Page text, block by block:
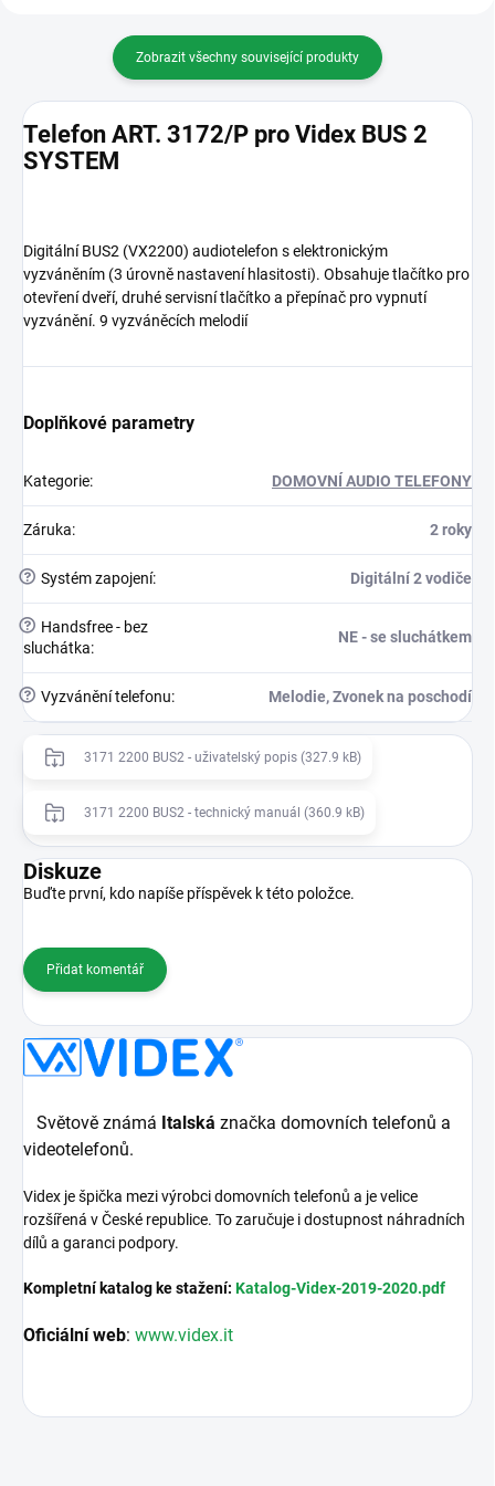
Zobrazit všechny související produkty
Telefon ART. 3172/P pro Videx BUS 2
SYSTEM
Digitální BUS2 (VX2200) audiotelefon s elektronickým
vyzváněním (3 úrovně nastavení hlasitosti). Obsahuje tlačítko pro
otevření dveří, druhé servisní tlačítko a přepínač pro vypnutí
vyzvánění. 9 vyzváněcích melodií
Doplňkové parametry
Kategorie: DOMOVNÍ AUDIO TELEFONY
Záruka: 2 roky
? Systém zapojení: Digitální 2 vodiče
?
Handsfree - bez
sluchátka:
NE - se sluchátkem
? Vyzvánění telefonu: Melodie, Zvonek na poschodí
3171 2200 BUS2 - uživatelský popis (327.9 kB)
3171 2200 BUS2 - technický manuál (360.9 kB)
Diskuze
Buďte první, kdo napíše příspěvek k této položce.
Přidat komentář
Světově známá Italská značka domovních telefonů a
videotelefonů.
Videx je špička mezi výrobci domovních telefonů a je velice
rozšířená v České republice. To zaručuje i dostupnost náhradních
dílů a garanci podpory.
Kompletní katalog ke stažení: Katalog-Videx-2019-2020.pdf
Oficiální web: www.videx.it